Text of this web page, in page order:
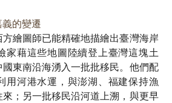
的變遷
繪圖師已能精確地描繪出臺灣海岸
家藉這些地圖陸續登上臺灣這塊土
東南沿海湧入一批批移民。他們配
用河港水運，與澎湖、福建保持漁
；另一批移民沿河道上溯，與更早